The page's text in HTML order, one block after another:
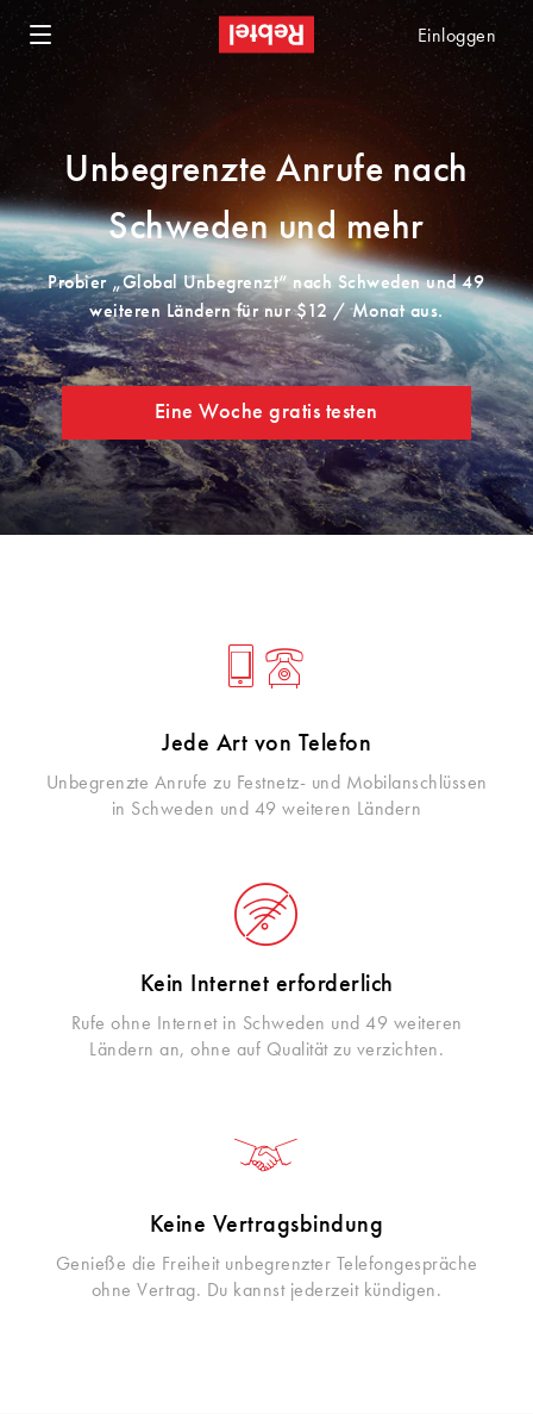
Einloggen
Unbegrenzte Anrufe nach
Schweden und mehr
Probier „Global Unbegrenzt“ nach Schweden und 49
weiteren Ländern für nur $12 / Monat aus.
Eine Woche gratis testen
Jede Art von Telefon
Unbegrenzte Anrufe zu Festnetz- und Mobilanschlüssen
in Schweden und 49 weiteren Ländern
Kein Internet erforderlich
Rufe ohne Internet in Schweden und 49 weiteren
Ländern an, ohne auf Qualität zu verzichten.
Keine Vertragsbindung
Genieße die Freiheit unbegrenzter Telefongespräche
ohne Vertrag. Du kannst jederzeit kündigen.